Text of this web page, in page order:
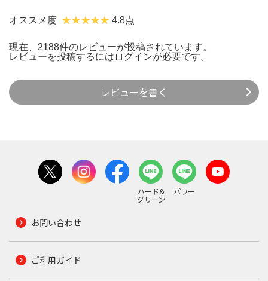
オススメ度 4.8点
現在、2188件のレビューが投稿されています。
レビューを投稿するには ログインが必要です。
レビューを書く
ハード&
グリーン
パワー
お問い合わせ
ご利用ガイド